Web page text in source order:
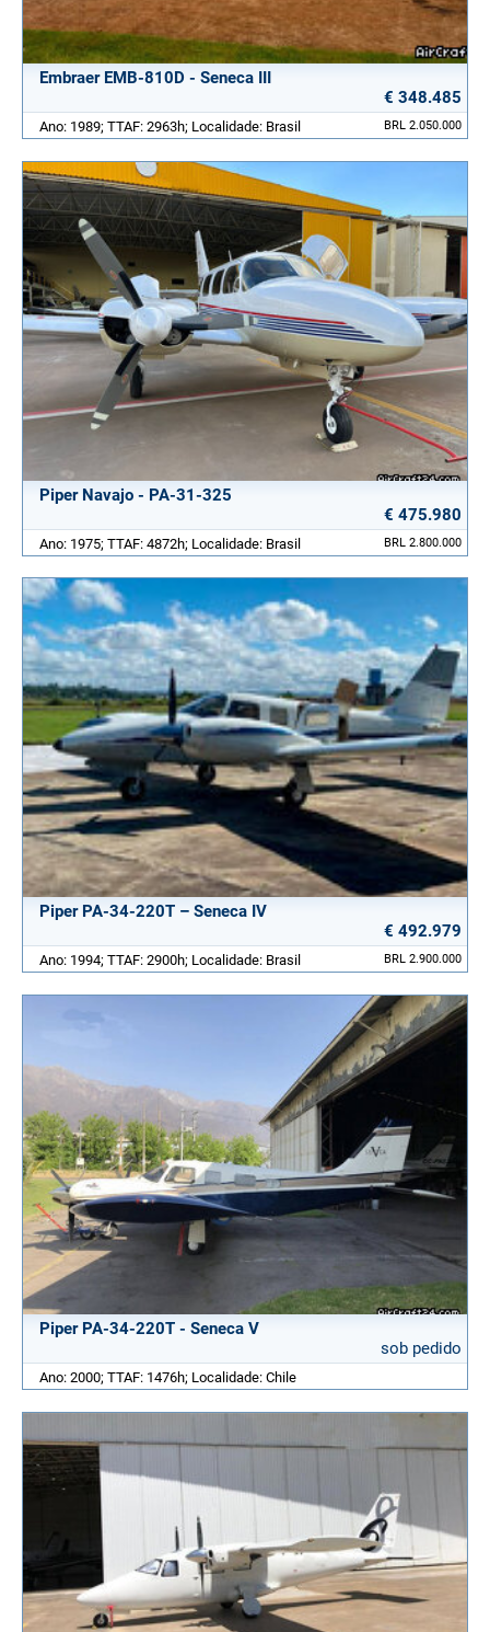
Embraer EMB-810D - Seneca III
€ 348.485
BRL 2.050.000
Ano: 1989; TTAF: 2963h; Localidade: Brasil
Piper Navajo - PA-31-325
€ 475.980
BRL 2.800.000
Ano: 1975; TTAF: 4872h; Localidade: Brasil
Piper PA-34-220T – Seneca IV
€ 492.979
BRL 2.900.000
Ano: 1994; TTAF: 2900h; Localidade: Brasil
Piper PA-34-220T - Seneca V
sob pedido
Ano: 2000; TTAF: 1476h; Localidade: Chile